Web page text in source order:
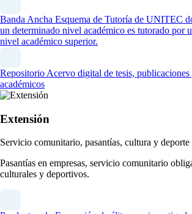
Banda Ancha Esquema de Tutoría de UNITEC
un determinado nivel académico es tutorado por
nivel académico superior.
Repositorio Acervo digital de tesis,
académicos
Extensión
Servicio comunitario, pasantías, cultura y deporte
Pasantías en empresas, servicio comunitario
culturales y deportivos.